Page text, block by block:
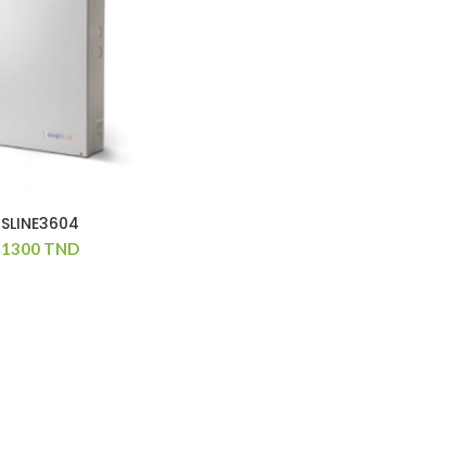
SLINE3604
1300 TND